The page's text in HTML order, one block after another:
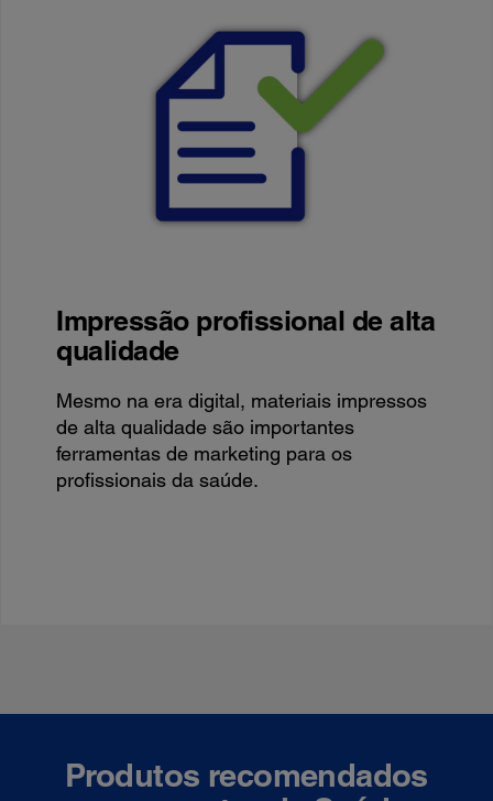
Impressão profissional de alta
qualidade
Mesmo na era digital, materiais impressos
de alta qualidade são importantes
ferramentas de marketing para os
profissionais da saúde.
Produtos recomendados